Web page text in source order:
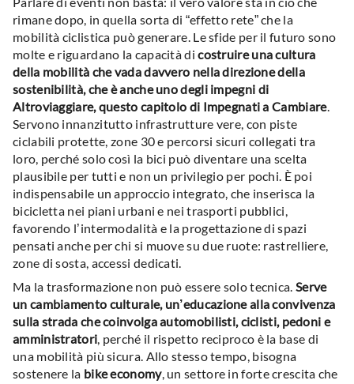
rimane dopo, in quella sorta di “effetto rete” che la
mobilità ciclistica può generare. Le sfide per il futuro sono
molte e riguardano la capacità dicostruire una cultura
della mobilità che vada davvero nella direzione della
sostenibilità, che è anche uno degli impegni di
Altroviaggiare, questo capitolo di Impegnati a Cambiare.
Servono innanzitutto infrastrutture vere, con piste
ciclabili protette, zone 30 e percorsi sicuri collegati tra
loro, perché solo così la bici può diventare una scelta
plausibile per tutti e non un privilegio per pochi. È poi
indispensabile un approccio integrato, che inserisca la
bicicletta nei piani urbani e nei trasporti pubblici,
favorendo l’intermodalità e la progettazione di spazi
pensati anche per chi si muove su due ruote: rastrelliere,
zone di sosta, accessi dedicati.
Ma la trasformazione non può essere solo tecnica. Serve
un cambiamento culturale, un’educazione alla convivenza
sulla strada che coinvolga automobilisti, ciclisti, pedoni e
amministratori, perché il rispetto reciproco è la base di
una mobilità più sicura. Allo stesso tempo, bisogna
sostenere la bike economy, un settore in forte crescita che